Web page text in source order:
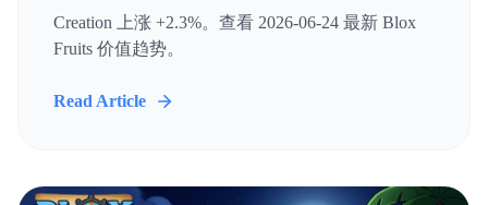
Creation 上涨 +2.3%。查看 2026-06-24 最新 Blox
Fruits 价值趋势。
Read Article